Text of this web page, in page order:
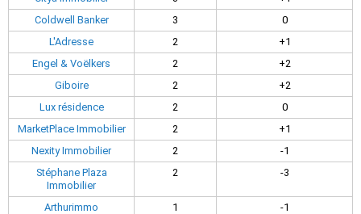
Coldwell Banker
3
0
L'Adresse
2
+1
Engel & Voëlkers
2
+2
Giboire
2
+2
Lux résidence
2
0
MarketPlace Immobilier
2
+1
Nexity Immobilier
2
-1
Stéphane Plaza
Immobilier
2 -3
Arthurimmo 1
-1